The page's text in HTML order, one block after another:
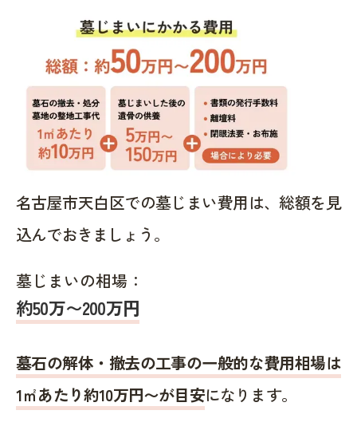
名古屋市天白区での墓じまい費用は、総額を見
込んでおきましょう。
墓じまいの相場：
約50万〜200万円
墓石の解体・撤去の工事の一般的な費用相場は
1㎡あたり約10万円〜が目安になります。